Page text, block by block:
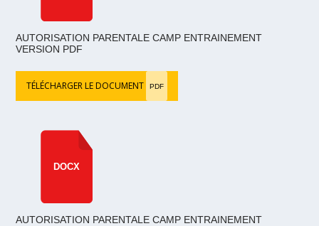
AUTORISATION PARENTALE CAMP ENTRAINEMENT
VERSION PDF
TÉLÉCHARGER LE DOCUMENT PDF
DOCX
AUTORISATION PARENTALE CAMP ENTRAINEMENT